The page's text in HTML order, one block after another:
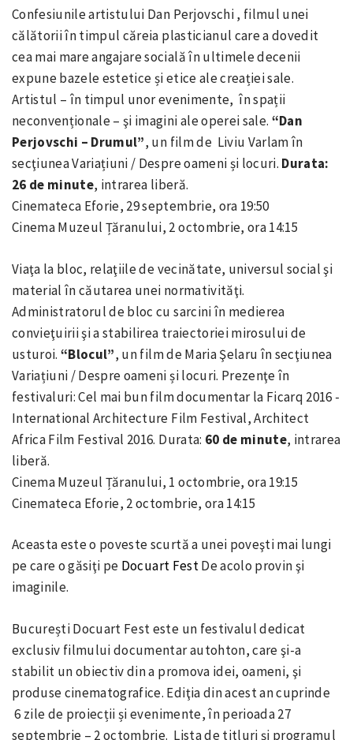
Confesiunile artistului Dan Perjovschi , filmul unei
călătorii în timpul căreia plasticianul care a dovedit
cea mai mare angajare socială în ultimele decenii
expune bazele estetice și etice ale creației sale.
Artistul – în timpul unor evenimente, în spații
neconvenționale – şi imagini ale operei sale. “Dan
Perjovschi – Drumul”, un film de Liviu Varlam în
secţiunea Variațiuni / Despre oameni și locuri. Durata:
26 de minute, intrarea liberă.
Cinemateca Eforie, 29 septembrie, ora 19:50
Cinema Muzeul Țăranului, 2 octombrie, ora 14:15
Viaţa la bloc, relaţiile de vecinătate, universul social şi
material în căutarea unei normativităţi.
Administratorul de bloc cu sarcini în medierea
convieţuirii şi a stabilirea traiectoriei mirosului de
usturoi.“Blocul”, un film de Maria Şelaru în secţiunea
Variațiuni / Despre oameni și locuri. Prezenţe în
festivaluri: Cel mai bun film documentar la Ficarq 2016 -
International Architecture Film Festival, Architect
Africa Film Festival 2016. Durata: 60 de minute, intrarea
liberă.
Cinema Muzeul Țăranului, 1 octombrie, ora 19:15
Cinemateca Eforie, 2 octombrie, ora 14:15
Aceasta este o poveste scurtă a unei poveşti mai lungi
pe care o găsiţi pe Docuart FestDe acolo provin şi
imaginile.
București Docuart Fest este un festivalul dedicat
exclusiv filmului documentar autohton, care şi-a
stabilit un obiectiv din a promova idei, oameni, şi
produse cinematografice. Ediţia din acest an cuprinde
6 zile de proiecții și evenimente, în perioada 27
septembrie – 2 octombrie. Lista de titluri şi programul